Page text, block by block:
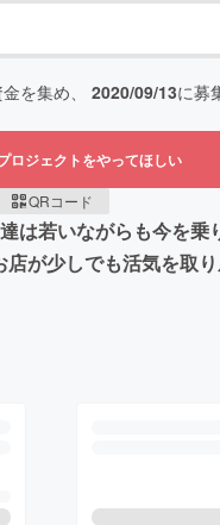
を集め、 2020/09/13に募
ロジェクトをやってほしい
QRコード
若いながらも今を
が少しでも活気を